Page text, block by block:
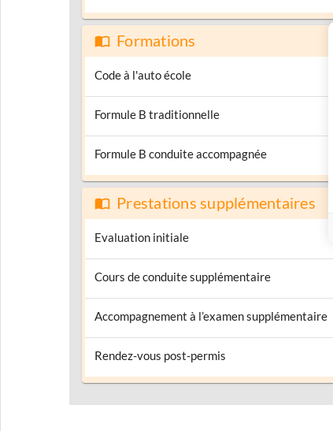
Formations
Code à l'auto école
Formule B traditionnelle
Formule B conduite accompagnée
Prestations supplémentaires
Evaluation initiale
Cours de conduite supplémentaire
Accompagnement à l’examen supplémentaire
Rendez-vous post-permis